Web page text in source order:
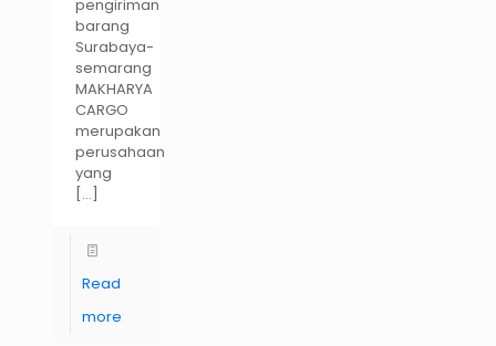
pengiriman
barang
Surabaya-
semarang
MAKHARYA
CARGO
merupakan
perusahaan
yang
[…]
Read
more